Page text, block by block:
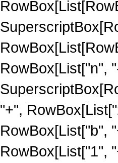
RowBox[List["n",
"+",
RowBox[List["b",
RowBox[List["1",